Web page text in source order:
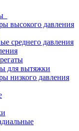
высокого давления
среднего давления
для вытяжки
низкого давления